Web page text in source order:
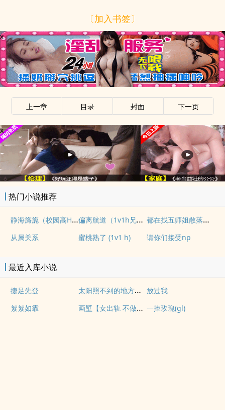
〔加入书签〕
x
上一章 目录 封面 下一页
x
热门小说推荐
静海旖旎（校园高H） 偏离航道（1v1h兄妹骨科bg） 都在找五师姐散落的法宝
从属关系 蜜桃熟了 (1v1 h) 请你们接受np
最近入库小说
捷足先登 太阳照不到的地方【百合 s】
放过我
絮絮如霏
画壁【女出轨 不做会死h】 一捧玫瑰(gl)